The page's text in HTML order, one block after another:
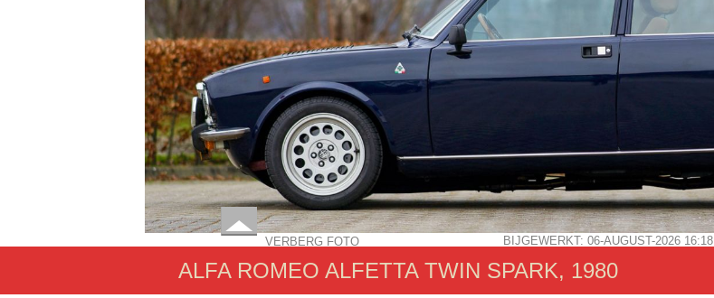
VERBERG FOTO BIJGEWERKT: 06-AUGUST-2026 16:18
ALFA ROMEO ALFETTA TWIN SPARK, 1980